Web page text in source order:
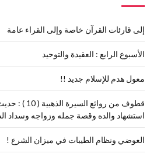
إلى قارئات القرآن خاصة وإلى القراء عامة
الأسبوع الرابع : العقيدة والتوحيد
معول هدم للإسلام جديد !!
قطوف من روائع
استشهاد والده وقصة جمله وزواجه وسداد
العوضي ونظام الطيبات في ميزان الشرع !